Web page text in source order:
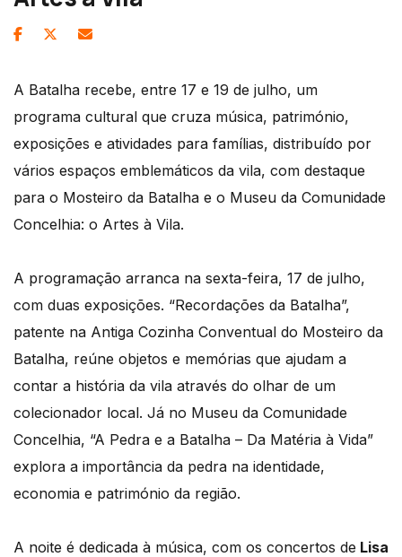
A Batalha recebe, entre 17 e 19 de julho, um
programa cultural que cruza música, património,
exposições e atividades para famílias, distribuído por
vários espaços emblemáticos da vila, com destaque
para o Mosteiro da Batalha e o Museu da Comunidade
Concelhia: o Artes à Vila.
A programação arranca na sexta-feira, 17 de julho,
com duas exposições. “Recordações da Batalha”,
patente na Antiga Cozinha Conventual do Mosteiro da
Batalha, reúne objetos e memórias que ajudam a
contar a história da vila através do olhar de um
colecionador local. Já no Museu da Comunidade
Concelhia, “A Pedra e a Batalha – Da Matéria à Vida”
explora a importância da pedra na identidade,
economia e património da região.
A noite é dedicada à música, com os concertos de Lisa